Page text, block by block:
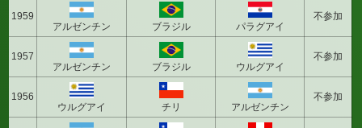
1959
アルゼンチン
ブラジル パラグアイ
不参加
1957
アルゼンチン
ブラジル ウルグアイ
不参加
1956
ウルグアイ
チリ アルゼンチン
不参加